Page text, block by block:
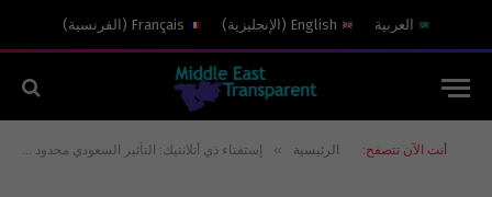
العربية English
( الإنجليزية)
Français
( الفرنسية)
أنت الآن تتصفح: الرئيسية » إستفتاء ذي أتلانتيك: التأثير السعودي محدود جداً ودول المنطقة السنّية ستعجز عن مواجهة إيران